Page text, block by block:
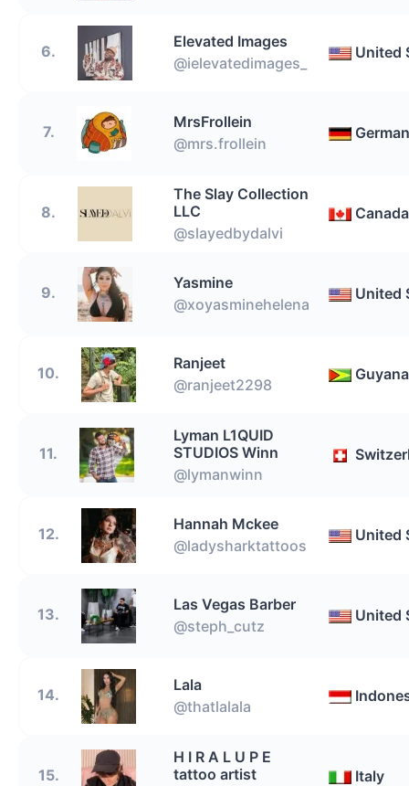
6.
Elevated Images
@ielevatedimages_
United
7.
MrsFrollein
@mrs.frollein
8.
The Slay Collection
LLC
@slayedbydalvi
Canada
9.
Yasmine
@xoyasminehelena
United
10.
Ranjeet
@ranjeet2298
Guyana
11.
Lyman L1QUID
STUDIOS Winn
@lymanwinn
12.
Hannah Mckee
@ladysharktattoos
United
13.
Las Vegas Barber
@steph_cutz
United
14.
Lala
@thatlalala
15.
H I R A L U P E
tattoo artist
Italy